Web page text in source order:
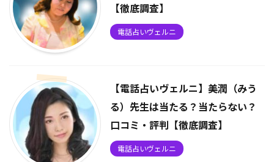
【徹底調査】
電話占いヴェルニ
【電話占いヴェルニ】美潤（みう
る）先生は当たる？当たらない？
口コミ・評判【徹底調査】
電話占いヴェルニ